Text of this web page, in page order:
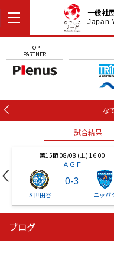
一般社
Japan
TOP
PARTNER
な
試合結果
第15節 08/08 (土) 16:00
ＡＧＦ
Ｓ世田谷
0-3
ニッパ
ニッパツ
ブログ